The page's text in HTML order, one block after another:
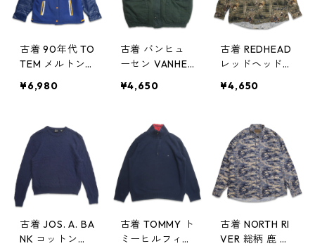
7
古着 90年代 TO
TEM メルトン
タンドカラー
記：-- gd404
044n w41125
¥6,980
古着 バンヒュ
ーセン VANHEU
ト グリーン 表
039n w41125
¥4,650
古着 REDHEAD
レッドヘッド
ツ キジ柄 アニ
ブグリーン 表
記：XLT gd4
04035n w4112
5
¥4,650
古着 JOS. A. BA
NK コットンニ
古着 TOMMY ト
ミーヒルフィガ
古着 NORTH RI
VER 総柄 鹿 ボ